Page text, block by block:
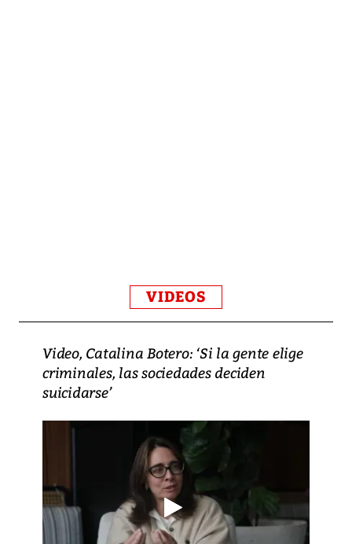
VIDEOS
Video, Catalina Botero: ‘Si la gente elige
criminales, las sociedades deciden
suicidarse’